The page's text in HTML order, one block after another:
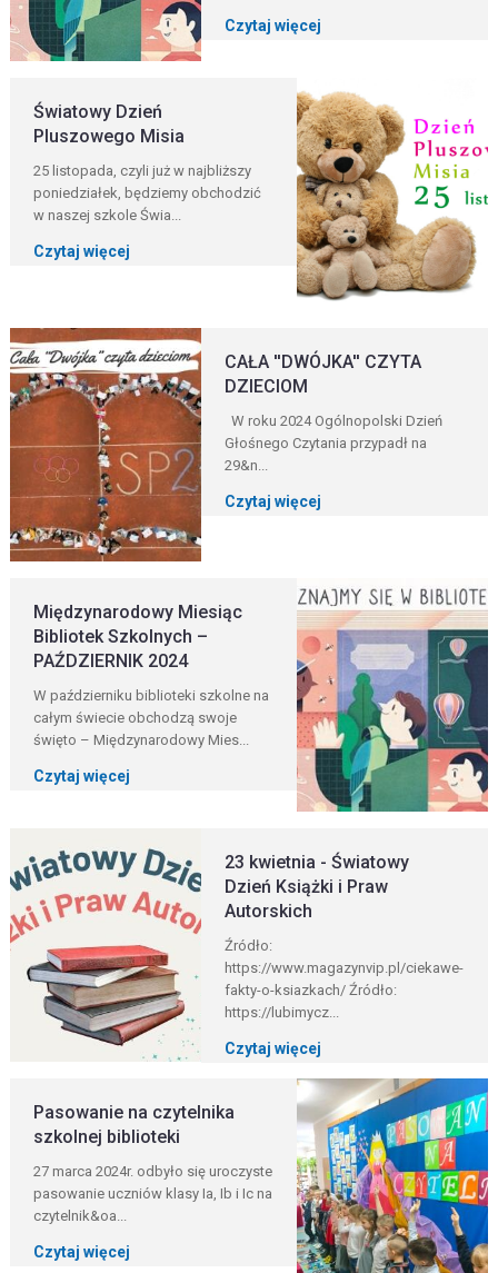
Czytaj więcej
Światowy Dzień
Pluszowego Misia
25 listopada, czyli już w najbliższy
poniedziałek, będziemy obchodzić
w naszej szkole Świa...
Czytaj więcej
CAŁA ''DWÓJKA'' CZYTA
DZIECIOM
W roku 2024 Ogólnopolski Dzień
Głośnego Czytania przypadł na
29&n...
Czytaj więcej
Międzynarodowy Miesiąc
Bibliotek Szkolnych –
PAŹDZIERNIK 2024
W październiku biblioteki szkolne na
całym świecie obchodzą swoje
święto – Międzynarodowy Mies...
Czytaj więcej
23 kwietnia - Światowy
Dzień Książki i Praw
Autorskich
Źródło:
https://www.magazynvip.pl/ciekawe-
fakty-o-ksiazkach/ Źródło:
https://lubimycz...
Czytaj więcej
Pasowanie na czytelnika
szkolnej biblioteki
27 marca 2024r. odbyło się uroczyste
pasowanie uczniów klasy Ia, Ib i Ic na
czytelnik&oa...
Czytaj więcej